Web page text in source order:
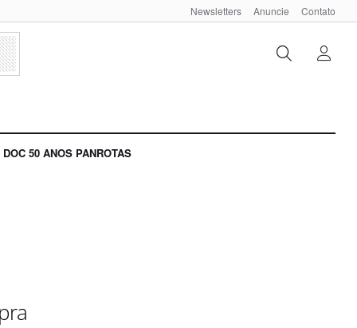
Newsletters Anuncie Contato
DOC 50 ANOS PANROTAS